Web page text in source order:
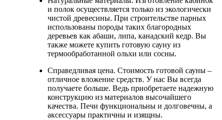
и полок осуществляется только из экологически
чистой древесины. При строительстве парных
использованы породы таких благородных
деревьев как абаши, липа, канадский кедр. Вы
также можете купить готовую сауну из
термообработанной ольхи или сосны.
Справедливая цена. Стоимость готовой сауны –
отличное вложение средств. У нас Вы всегда
получаете больше. Ведь приобретаете надежную
конструкцию из материалов высочайшего
качества. Печи функциональны и долговечны, а
аксессуары практичны и изящны.